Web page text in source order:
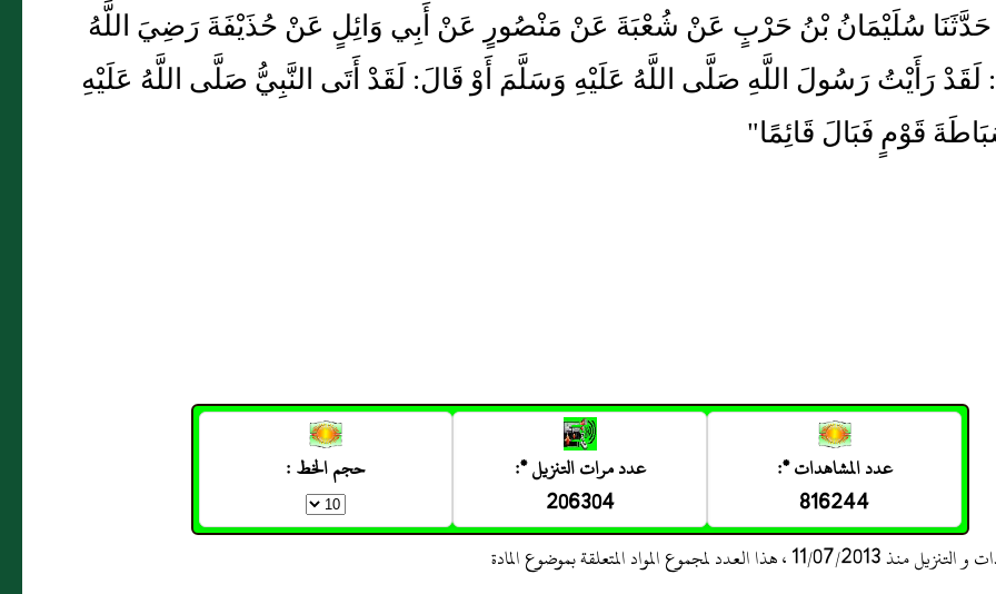
حَدَّثَنَا سُلَيْمَانُ بْنُ حَرْبٍ عَنْ شُعْبَةَ عَنْ مَنْصُورٍ عَنْ أَبِي وَائِلٍ عَنْ حُذَيْفَةَ رَضِيَ اللَّهُ
لَقَدْ رَأَيْتُ رَسُولَ اللَّهِ صَلَّى اللَّهُ عَلَيْهِ وَسَلَّمَ أَوْ قَالَ: لَقَدْ أَتَى النَّبِيُّ صَلَّى اللَّهُ عَلَيْهِ
قَوْمٍ فَبَالَ قَائِمًا"
عدد المشاهدات *:
816244
عدد مرات التنزيل *:
206304
حجم الخط :
العدد لمجموع المواد المتعلقة بموضوع المادة